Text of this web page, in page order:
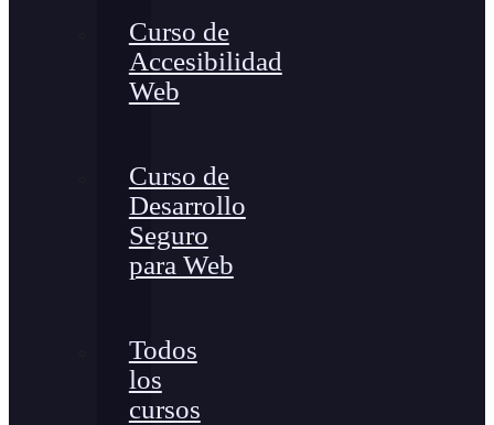
Curso de
Accesibilidad
Web
Curso de
Desarrollo
Seguro
para Web
Todos
los
cursos